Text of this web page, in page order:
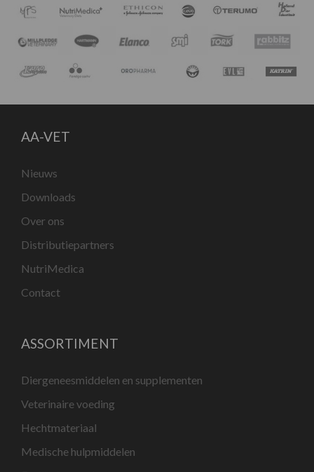
AA-VET
Nieuws
Downloads
Over ons
Distributiepartners
NutriMedica
Contact
ASSORTIMENT
Diergeneesmiddelen en supplementen
Veterinaire voeding
Hechtmateriaal
Medische hulpmiddelen